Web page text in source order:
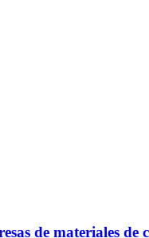
de materiales de